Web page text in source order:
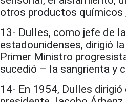
otros productos químicos
13- Dulles, como jefe de
estadounidenses, dirigió
Primer Ministro
sucedió – la sangrienta y
14- En 1954, Dulles